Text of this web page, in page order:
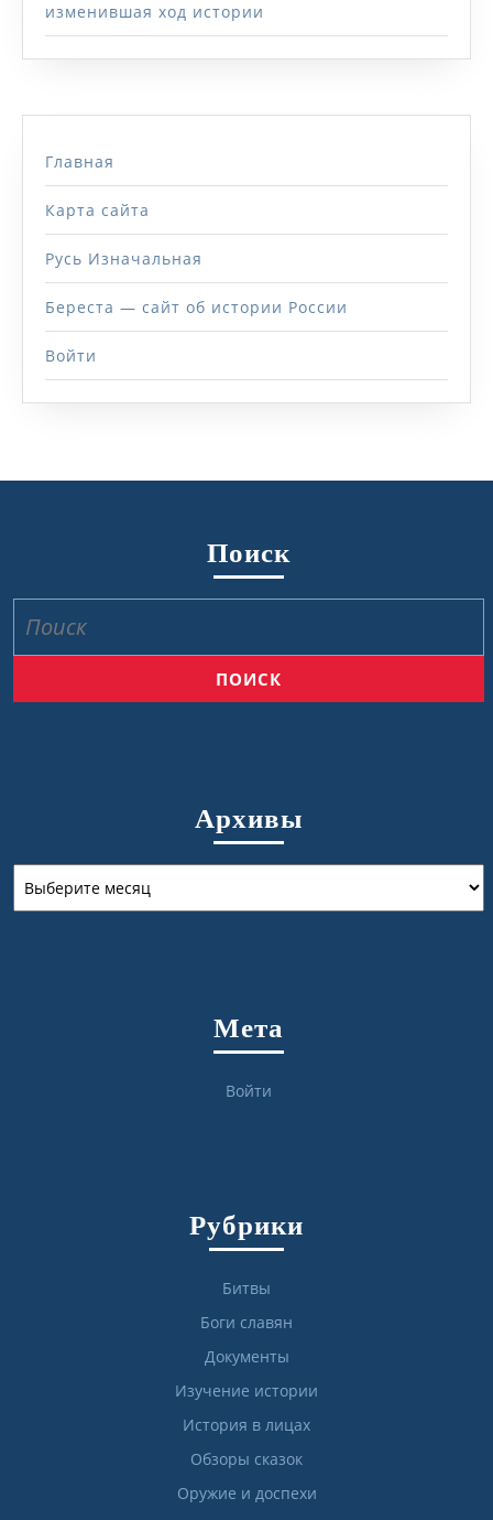
изменившая ход истории
Главная
Карта сайта
Русь Изначальная
Береста — сайт об истории России
Войти
Поиск
Архивы
Мета
Войти
Рубрики
Битвы
Боги славян
Документы
Изучение истории
История в лицах
Обзоры сказок
Оружие и доспехи